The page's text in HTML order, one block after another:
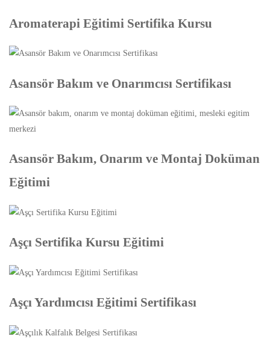
Aromaterapi Eğitimi Sertifika Kursu
Asansör Bakım ve Onarımcısı Sertifikası
Asansör Bakım, Onarım ve Montaj Doküman
Eğitimi
Aşçı Sertifika Kursu Eğitimi
Aşçı Yardımcısı Eğitimi Sertifikası